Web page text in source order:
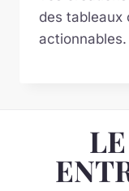
des tableaux
actionnables.